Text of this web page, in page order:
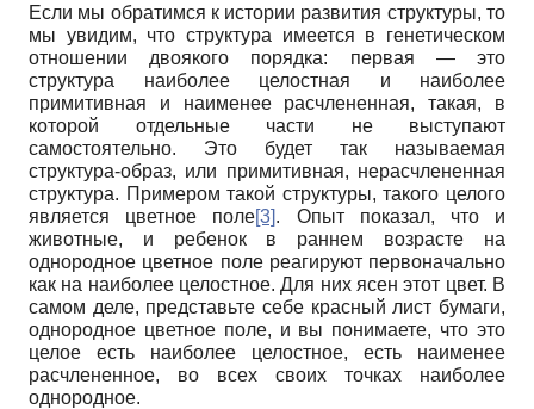
Если мы обратимся к истории развития структуры, то
мы увидим, что структура имеется в генетическом
отношении двоякого порядка: первая —это
структура наиболее целостная и наиболее
примитивная и наименее расчлененная, такая, в
которой отдельные части не выступают
самостоятельно. Это будет так называемая
структура-образ, или примитивная, нерасчлененная
структура. Примером такой структуры, такого целого
является цветное поле[3]. Опыт показал, что и
животные, и ребенок в раннем возрасте на
однородное цветное поле реагируют первоначально
как на наиболее целостное. Для них ясен этот цвет. В
самом деле, представьте себе красный лист бумаги,
однородное цветное поле, и вы понимаете, что это
целое есть наиболее целостное, есть наименее
расчлененное, во всех своих точках наиболее
однородное.